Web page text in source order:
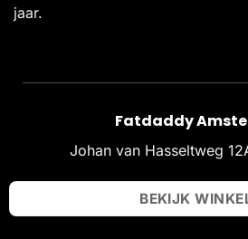
jaar.
Fatdaddy
Johan van Hasseltweg
BEKIJK